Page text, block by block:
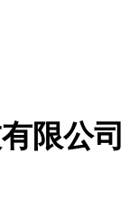
限公司